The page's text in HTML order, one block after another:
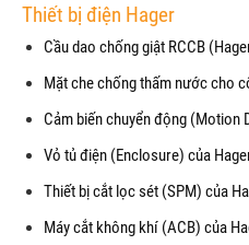
Thiết bị điện Hager
Cầu dao chống giật RCCB
Mặt che chống thấm nước cho
Cảm biến chuyển động (Motion
Vỏ tủ điện (Enclosure) của
Thiết bị cắt lọc sét (SPM) của
Máy cắt không khí (ACB) của